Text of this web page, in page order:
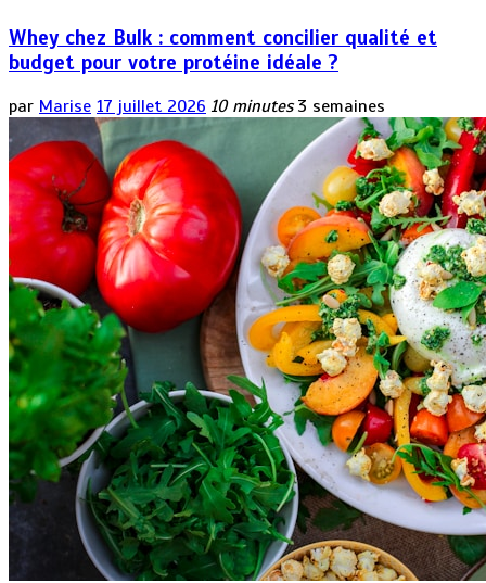
Whey chez Bulk : comment concilier qualité et
budget pour votre protéine idéale ?
par Marise 17 juillet 2026 10 minutes 3 semaines